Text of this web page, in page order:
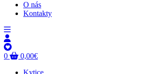
O nás
Kontakty
0 0,00€
Kytice